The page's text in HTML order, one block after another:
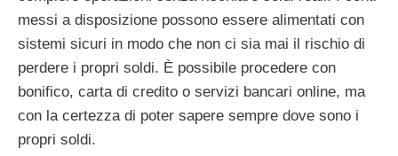
messi a disposizione possono essere alimentati con
sistemi sicuri in modo che non ci sia mai il rischio di
perdere i propri soldi. È possibile procedere con
bonifico, carta di credito o servizi bancari online, ma
con la certezza di poter sapere sempre dove sono i
propri soldi.